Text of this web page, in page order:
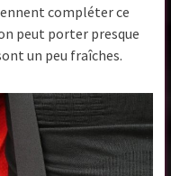
compléter ce
peut porter presque
un peu fraîches.